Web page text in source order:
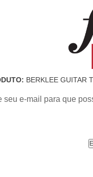
BERKLEE GUITAR
seu e-mail para que